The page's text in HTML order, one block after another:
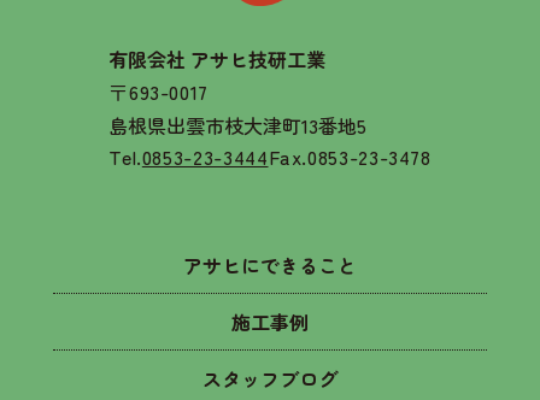
有限会社 アサヒ技研工業
〒693-0017
島根県出雲市枝大津町13番地5
Tel.0853-23-3444Fax.0853-23-3478
アサヒにできること
施工事例
スタッフブログ